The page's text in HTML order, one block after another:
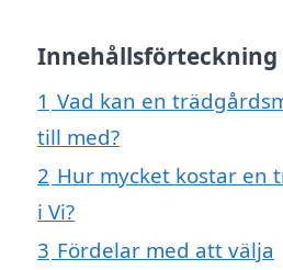
Innehållsförteckning
1 Vad kan en
till med?
2 Hur mycket kostar en
i Vi?
3 Fördelar med att välja